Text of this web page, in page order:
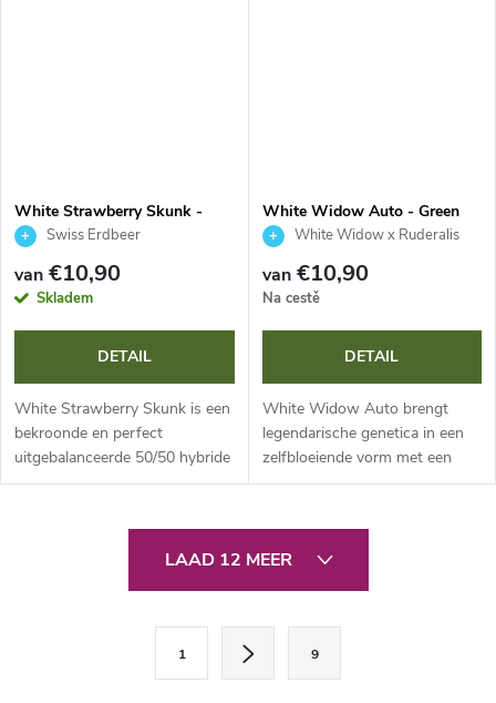
White Strawberry Skunk -
Green House Seed
Swiss Erdbeer
van €10,90
Skladem
DETAIL
White Strawberry Skunk is een
bekroonde en perfect
uitgebalanceerde 50/50 hybride
met 15,08 % THC en 1,07 %
opbrengsten en een uniek
White Widow Auto - Green
House Seed
White Widow x Ruderalis
van€10,90
Na cestě
DETAIL
White Widow Auto brengt
legendarische genetica in een
zelfbloeiende vorm met een
hoog THC-gehalte. Beroemd
die de dichte bloemen volledig
bedekt,...
LAAD 12 MEER
1 9